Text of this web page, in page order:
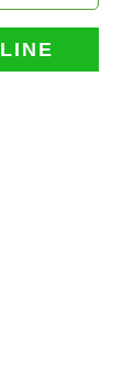
LINE